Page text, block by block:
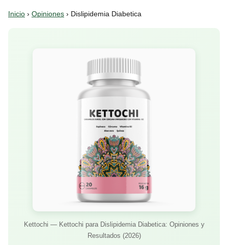
Inicio › Opiniones › Dislipidemia Diabetica
Kettochi — Kettochi para Dislipidemia Diabetica: Opiniones y
Resultados (2026)